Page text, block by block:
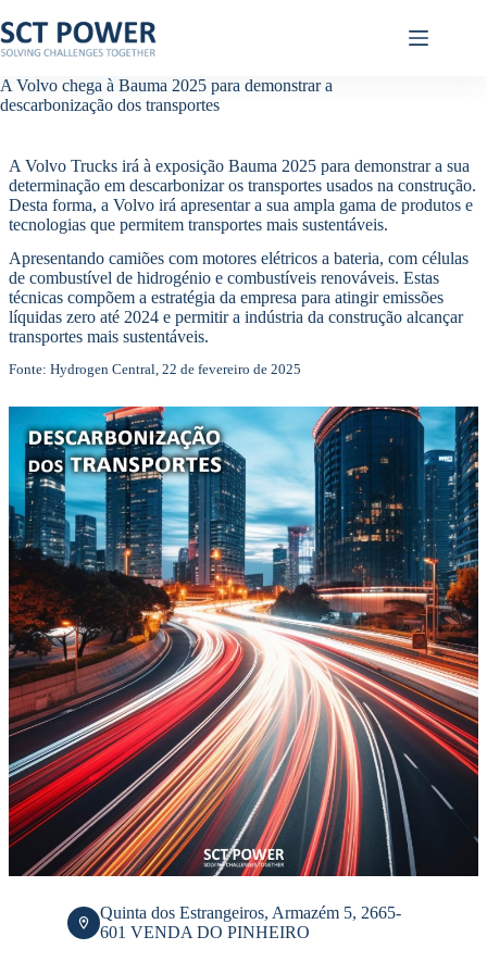
para
o
A Volvo chega à Bauma 2025 para demonstrar a
descarbonização dos transportes
A Volvo Trucks irá à exposição Bauma 2025 para demonstrar a sua
determinação em descarbonizar os transportes usados na construção.
Desta forma, a Volvo irá apresentar a sua ampla gama de produtos e
tecnologias que permitem transportes mais sustentáveis.
Apresentando camiões com motores elétricos a bateria, com células
de combustível de hidrogénio e combustíveis renováveis. Estas
técnicas compõem a estratégia da empresa para atingir emissões
líquidas zero até 2024 e permitir a indústria da construção alcançar
transportes mais sustentáveis.
Fonte: Hydrogen Central, 22 de fevereiro de 2025
Quinta dos Estrangeiros, Armazém 5, 2665-
601 VENDA DO PINHEIRO